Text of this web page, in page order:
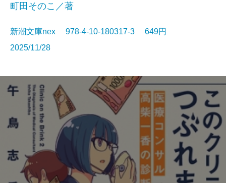
町田そのこ／著
新潮文庫nex 978-4-10-180317-3 649円
2025/11/28